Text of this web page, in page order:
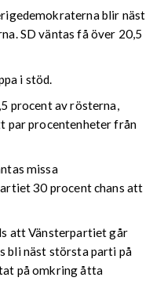
blir näst
SD väntas få över 20,5
i stöd.
procent av rösterna,
par procentenheter från
missa
30 procent chans att
att Vänsterpartiet går
bli näst största parti på
på omkring åtta